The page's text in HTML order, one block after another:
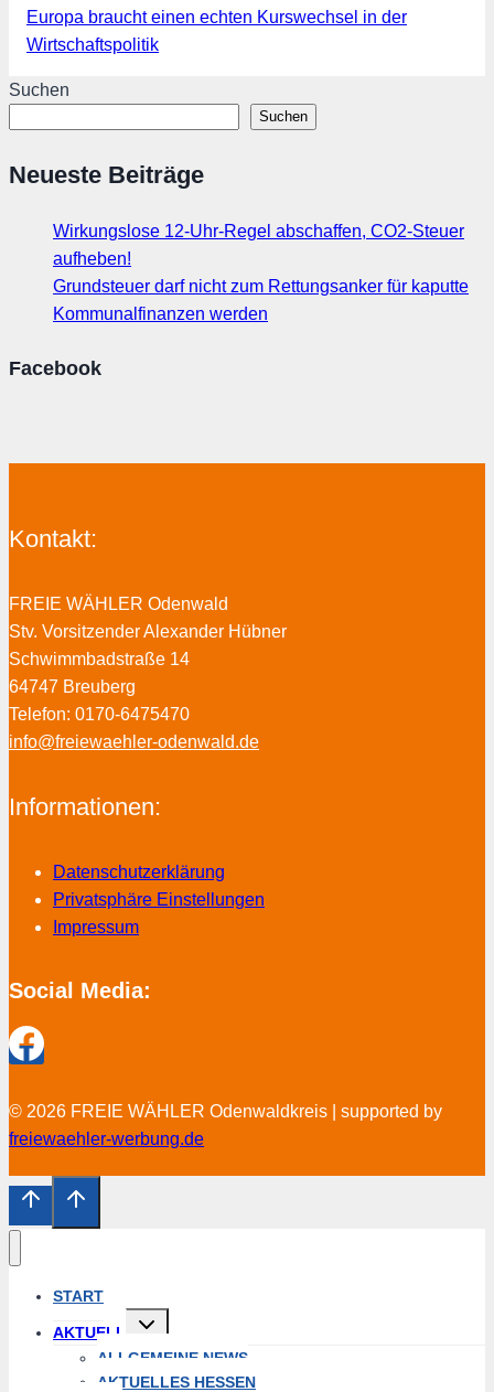
Europa braucht einen echten Kurswechsel in der
Wirtschaftspolitik
Suchen
Suchen
Neueste Beiträge
Wirkungslose 12-Uhr-Regel abschaffen, CO2-Steuer
aufheben!
Grundsteuer darf nicht zum Rettungsanker für kaputte
Kommunalfinanzen werden
Facebook
Kontakt:
FREIE WÄHLER Odenwald
Stv. Vorsitzender Alexander Hübner
Schwimmbadstraße 14
64747 Breuberg
Telefon: 0170-6475470
info@freiewaehler-odenwald.de
Informationen:
Datenschutzerklärung
Privatsphäre Einstellungen
Impressum
Social Media:
© 2026 FREIE WÄHLER Odenwaldkreis | supported by
freiewaehler-werbung.de
START
AKTUELL
Untermenü
öffnen
ALLGEMEINE NEWS
AKTUELLES HESSEN